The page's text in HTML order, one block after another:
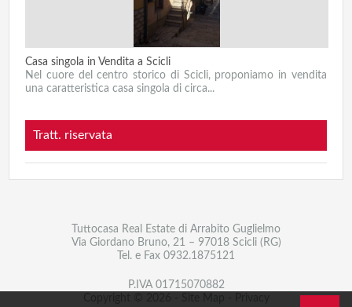
Casa singola in Vendita a Scicli
Nel cuore del centro storico di Scicli, proponiamo in vendita
una caratteristica casa singola di circa...
Tratt. riservata
Tuttocasa Real Estate di Arrabito Guglielmo
Via Giordano Bruno, 21 – 97018 Scicli (RG)
Tel. e Fax 0932.1875121
P.IVA 01715070882